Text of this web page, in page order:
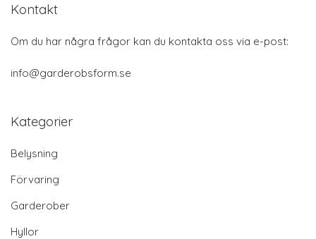
Kontakt
Om du har några frågor kan du kontakta oss via e-post:
info@garderobsform.se
Kategorier
Belysning
Förvaring
Garderober
Hyllor